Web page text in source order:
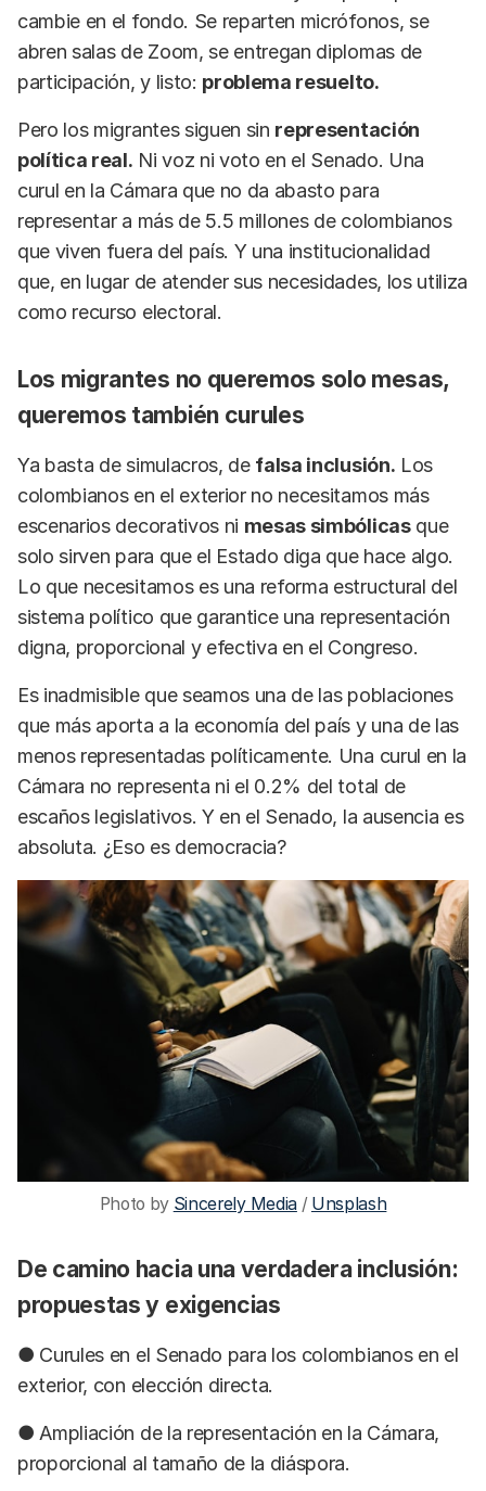
cambie en el fondo. Se reparten micrófonos, se
abren salas de Zoom, se entregan diplomas de
participación, y listo: problema resuelto.
Pero los migrantes siguen sin representación
política real. Ni voz ni voto en el Senado. Una
curul en la Cámara que no da abasto para
representar a más de 5.5 millones de colombianos
que viven fuera del país. Y una institucionalidad
que, en lugar de atender sus necesidades, los utiliza
como recurso electoral.
Los migrantes no queremos solo mesas,
queremos también curules
Ya basta de simulacros, de falsa inclusión. Los
colombianos en el exterior no necesitamos más
escenarios decorativos ni mesas simbólicasque
solo sirven para que el Estado diga que hace algo.
Lo que necesitamos es una reforma estructural del
sistema político que garantice una representación
digna, proporcional y efectiva en el Congreso.
Es inadmisible que seamos una de las poblaciones
que más aporta a la economía del país y una de las
menos representadas políticamente. Una curul en la
Cámara no representa ni el 0.2% del total de
escaños legislativos. Y en el Senado, la ausencia es
absoluta. ¿Eso es democracia?
Photo by Sincerely Media / Unsplash
De camino hacia una verdadera inclusión:
propuestas y exigencias
● Curules en el Senado para los colombianos en el
exterior, con elección directa.
● Ampliación de la representación en la Cámara,
proporcional al tamaño de la diáspora.